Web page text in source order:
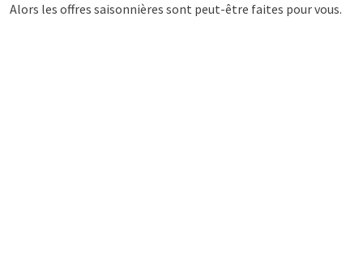
Alors les offres saisonnières sont peut-être faites pour vous.